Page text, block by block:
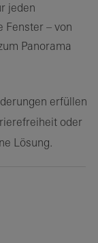
jeden
Fenster – von
Panorama
erfüllen
oder
Lösung.